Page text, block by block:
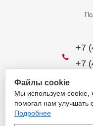
+7
+7
2026 ©
Обращаем ваше внимание
Файлы cookie
Мы используем cookie,
помогал нам улучшать
Подробнее